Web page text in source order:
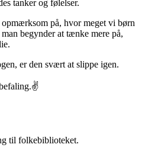
tanker og følelser.
på, hvor meget vi børn
begynder at tænke mere på,
er den svært at slippe igen.
til folkebiblioteket.